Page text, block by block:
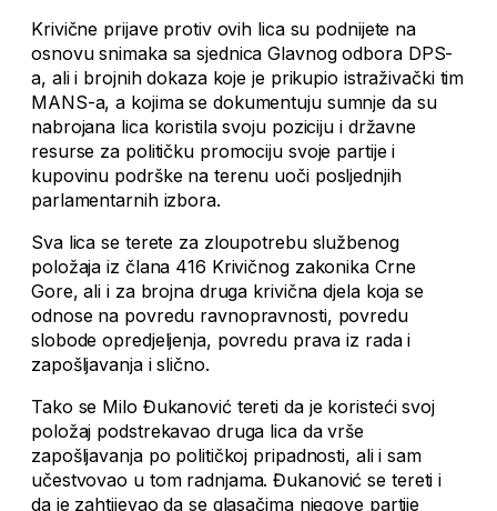
Krivične prijave protiv ovih lica su podnijete na
osnovu snimaka sa sjednica Glavnog odbora DPS-
a, ali i brojnih dokaza koje je prikupio istraživački tim
MANS-a, a kojima se dokumentuju sumnje da su
nabrojana lica koristila svoju poziciju i državne
resurse za političku promociju svoje partije i
kupovinu podrške na terenu uoči posljednjih
parlamentarnih izbora.
Sva lica se terete za zloupotrebu službenog
položaja iz člana 416 Krivičnog zakonika Crne
Gore, ali i za brojna druga krivična djela koja se
odnose na povredu ravnopravnosti, povredu
slobode opredjeljenja, povredu prava iz rada i
zapošljavanja i slično.
Tako se Milo Đukanović tereti da je koristeći svoj
položaj podstrekavao druga lica da vrše
zapošljavanja po političkoj pripadnosti, ali i sam
učestvovao u tom radnjama. Đukanović se tereti i
da je zahtijevao da se glasačima njegove partije